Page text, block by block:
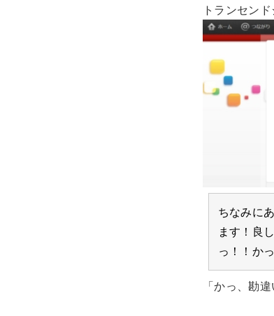
トランセン
ちなみに
ます！良
っ！！か
「かっ、勘